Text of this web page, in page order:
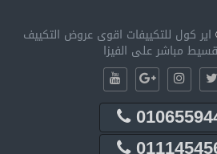
اير كول للتكييفات اقوى عروض التكييف
مباشر على الفيزا